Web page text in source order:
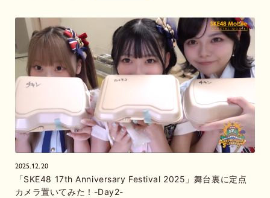
2025.12.20
「SKE48 17th Anniversary Festival 2025」舞台裏に定点
カメラ置いてみた！-Day2-